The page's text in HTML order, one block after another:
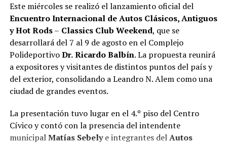
Este miércoles se realizó el lanzamiento oficial del
Encuentro Internacional de Autos Clásicos, Antiguos
y Hot Rods– Classics Club Weekend, que se
desarrollará del 7 al 9 de agosto en el Complejo
PolideportivoDr.Ricardo Balbín. La propuesta reunirá
a expositores y visitantes de distintos puntos del país y
del exterior, consolidando a Leandro N. Alem como una
ciudad de grandes eventos.
La presentación tuvo lugar en el 4.º piso del Centro
Cívico y contó con la presencia del intendente
municipalMatías Sebelye integrantes delAutos